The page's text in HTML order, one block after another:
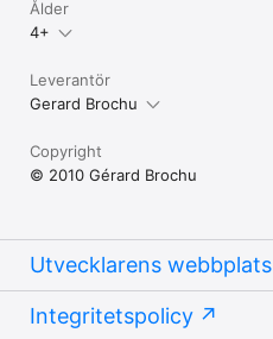
Ålder
4+
Leverantör
Gerard Brochu
Copyright
© 2010 Gérard Brochu
Utvecklarens webbplats
Integritetspolicy